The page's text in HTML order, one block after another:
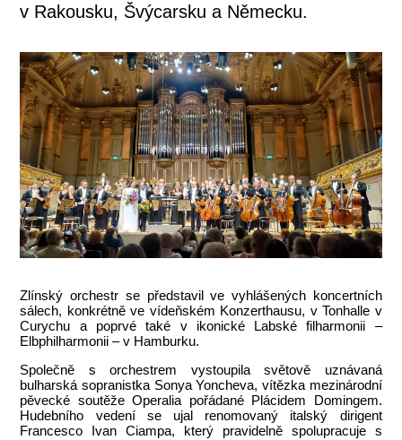
v Rakousku, Švýcarsku a Německu.
Zlínský orchestr se představil ve vyhlášených koncertních
sálech, konkrétně ve vídeňském Konzerthausu, v Tonhalle v
Curychu a poprvé také v ikonické Labské filharmonii –
Elbphilharmonii – v Hamburku.
Společně s orchestrem vystoupila světově uznávaná
bulharská sopranistka Sonya Yoncheva, vítězka mezinárodní
pěvecké soutěže Operalia pořádané Plácidem Domingem.
Hudebního vedení se ujal renomovaný italský dirigent
Francesco Ivan Ciampa, který pravidelně spolupracuje s